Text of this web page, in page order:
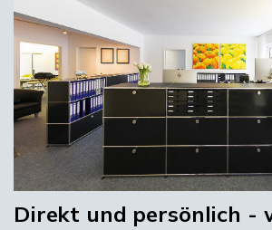
Direkt und persönlich -